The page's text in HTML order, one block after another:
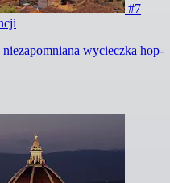
#7
wycieczka hop-